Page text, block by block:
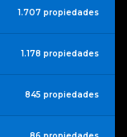
1.707 propiedades
1.178 propiedades
845 propiedades